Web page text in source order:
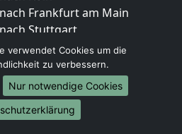
Frankfurt am Main
Stuttgart
Düsseldorf
Leipzig
nach Dortmund
Essen
Bremen
verwendet Cookies um die
zu verbessern.
Nur notwendige Cookies